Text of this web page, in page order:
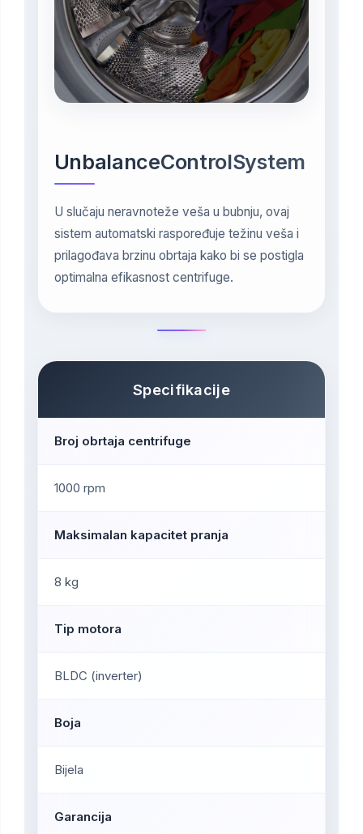
UnbalanceControlSystem
U slučaju neravnoteže veša u bubnju, ovaj
sistem automatski raspoređuje težinu veša i
prilagođava brzinu obrtaja kako bi se postigla
optimalna efikasnost centrifuge.
Specifikacije
Broj obrtaja centrifuge
1000 rpm
Maksimalan kapacitet pranja
8 kg
Tip motora
BLDC (inverter)
Boja
Bijela
Garancija